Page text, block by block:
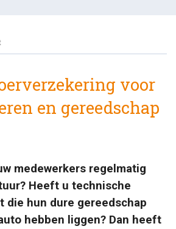
voor
en gereedschap
medewerkers regelmatig
Heeft u technische
die hun dure gereedschap
hebben liggen? Dan heeft